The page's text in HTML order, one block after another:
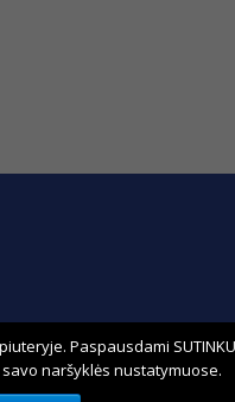
Paspausdami
naršyklės nustatymuose.